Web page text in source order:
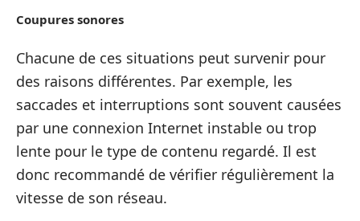
Coupures sonores
Chacune de ces situations peut survenir pour
des raisons différentes. Par exemple, les
saccades et interruptions sont souvent causées
par une connexion Internet instable ou trop
lente pour le type de contenu regardé. Il est
donc recommandé de vérifier régulièrement la
vitesse de son réseau.